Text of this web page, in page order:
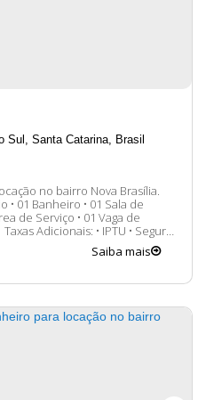
Sul Santa Catarina Brasil
no bairro Nova Brasília.
de Serviço • 01 Vaga de
em lhe atender. 😀 A...Saiba mais